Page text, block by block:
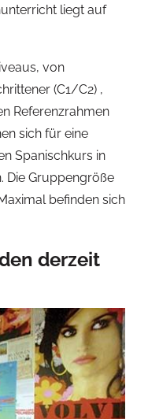
liegt auf
von
(C1/C2) ,
Referenzrahmen
sich für eine
Spanischkurs in
Die Gruppengröße
befinden sich
derzeit